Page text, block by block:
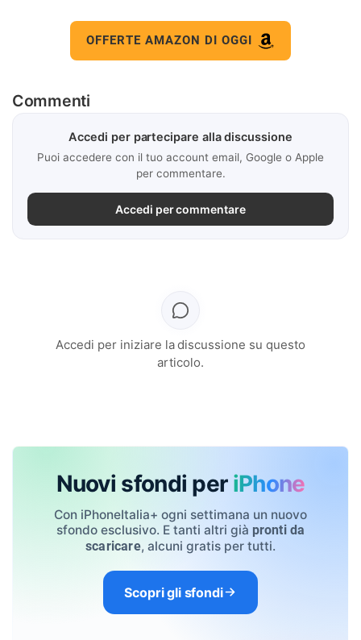
OFFERTE AMAZON DI OGGI
Commenti
Accedi per partecipare alla discussione
Puoi accedere con il tuo account email, Google o Apple
per commentare.
Accedi per commentare
Accedi per iniziare la discussione su questo
articolo.
Nuovi sfondi per iPhone
Con iPhoneItalia+ ogni settimana un nuovo
sfondo esclusivo. E tanti altri già pronti da
scaricare, alcuni gratis per tutti.
Scopri gli sfondi